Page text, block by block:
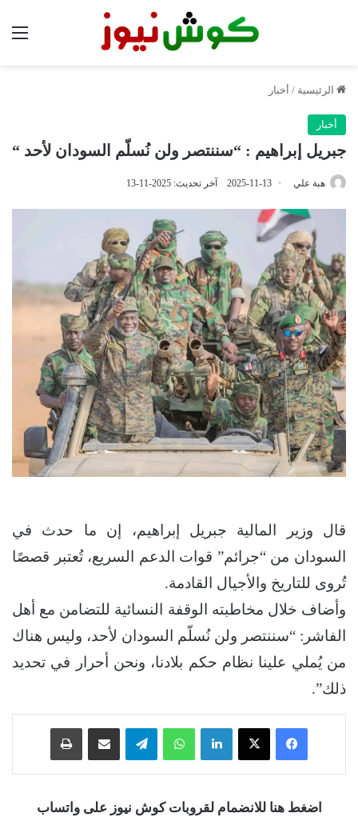
الرئيسية / أخبار
أخبار
جبريل إبراهيم : “سننتصر ولن نُسلّم السودان لأحد “
هبة علي 2025-11-13 آخر تحديث: 2025-11-13
قال وزير المالية جبريل إبراهيم، إن ما حدث في
السودان من “جرائم” قوات الدعم السريع، تُعتبر قصصًا
تُروى للتاريخ والأجيال القادمة.
وأضاف خلال مخاطبته الوقفة النسائية للتضامن مع أهل
الفاشر: “سننتصر ولن نُسلّم السودان لأحد، وليس هناك
من يُملي علينا نظام حكم بلادنا، ونحن أحرار في تحديد
ذلك”.
فيسبوك ‫X لينكدإن واتساب تيلقرام
اضغط هنا للانضمام لقروبات كوش نيوز على واتساب